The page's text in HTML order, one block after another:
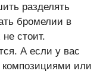
разделять
бромелии в
стоит.
А если у вас
композициями или